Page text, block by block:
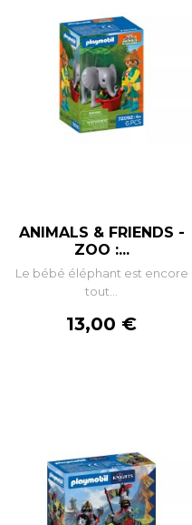
ANIMALS & FRIENDS -
ZOO :...
Le bébé éléphant est encore
tout...
Prix
13,00 €